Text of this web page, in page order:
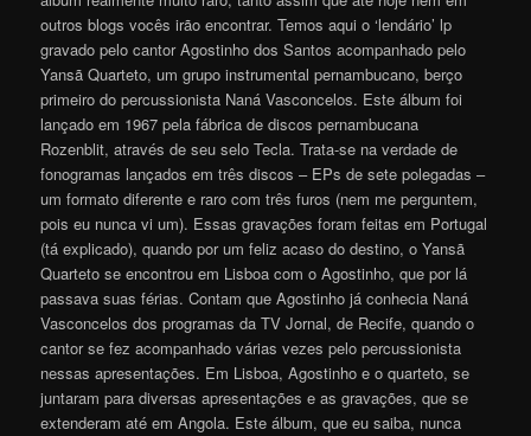
outros blogs vocês irão encontrar. Temos aqui o ‘lendário’ lp
gravado pelo cantor Agostinho dos Santos acompanhado pelo
Yansã Quarteto, um grupo instrumental pernambucano, berço
primeiro do percussionista Naná Vasconcelos. Este álbum foi
lançado em 1967 pela fábrica de discos pernambucana
Rozenblit, através de seu selo Tecla. Trata-se na verdade de
fonogramas lançados em três discos – EPs de sete polegadas –
um formato diferente e raro com três furos (nem me perguntem,
pois eu nunca vi um). Essas gravações foram feitas em Portugal
(tá explicado), quando por um feliz acaso do destino, o Yansã
Quarteto se encontrou em Lisboa com o Agostinho, que por lá
passava suas férias. Contam que Agostinho já conhecia Naná
Vasconcelos dos programas da TV Jornal, de Recife, quando o
cantor se fez acompanhado várias vezes pelo percussionista
nessas apresentações. Em Lisboa, Agostinho e o quarteto, se
juntaram para diversas apresentações e as gravações, que se
extenderam até em Angola. Este álbum, que eu saiba, nunca